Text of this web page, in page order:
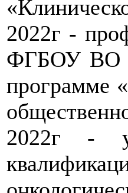
2022г -
ФГБОУ ВО
программе
2022г -